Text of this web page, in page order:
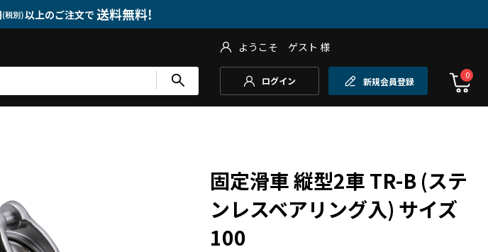
ようこそ ゲスト 様
ログイン 新規会員登録
0
固定滑車 縦型2車 TR-B (ステ
ンレスベアリング入) サイズ
100